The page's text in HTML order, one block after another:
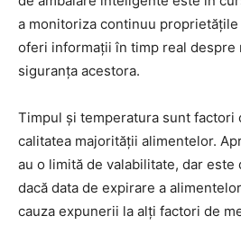
a monitoriza continuu
oferi informații în timp real despre
siguranța acestora.
Timpul și temperatura sunt factori
calitatea majorității alimentelor.
au o limită de valabilitate, dar
dacă data de expirare a
cauza expunerii la alți factori de